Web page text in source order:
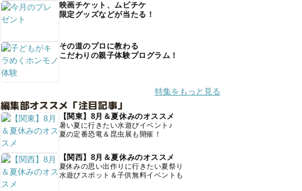
映画チケット、ムビチケ
限定グッズなどが当たる！
その道のプロに教わる
こだわりの親子体験プログラム！
特集をもっと見る
編集部オススメ「注目記事」
【関東】8月＆夏休みのオススメ
暑い夏に行きたい水遊びイベント♪
夏の定番恐竜＆昆虫展も開催！
【関西】8月＆夏休みのオススメ
夏休みの思い出作りに行きたい夏祭り
水遊びスポット＆子供無料イベントも